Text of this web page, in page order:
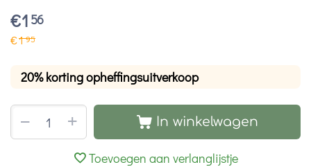
€1 56
€195
20% korting opheffingsuitverkoop
+
− In winkelwagen
Toevoegen aan verlanglijstje